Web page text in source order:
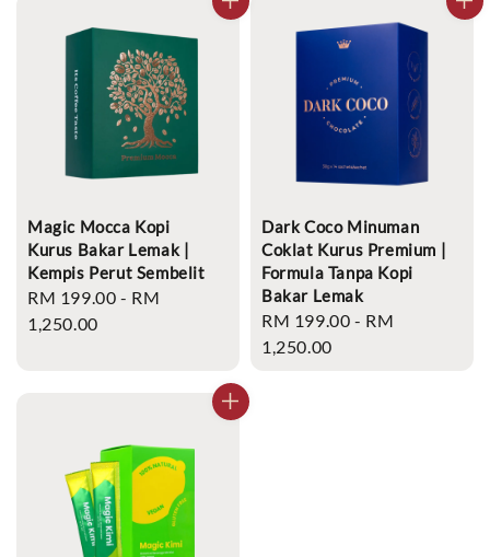
Magic Mocca Kopi
Kurus Bakar Lemak |
Kempis Perut Sembelit
Regular
price
RM 199.00 - RM
1,250.00
Dark Coco Minuman
Coklat Kurus Premium |
Formula Tanpa Kopi
Bakar Lemak
Regular
price
RM 199.00 - RM
1,250.00